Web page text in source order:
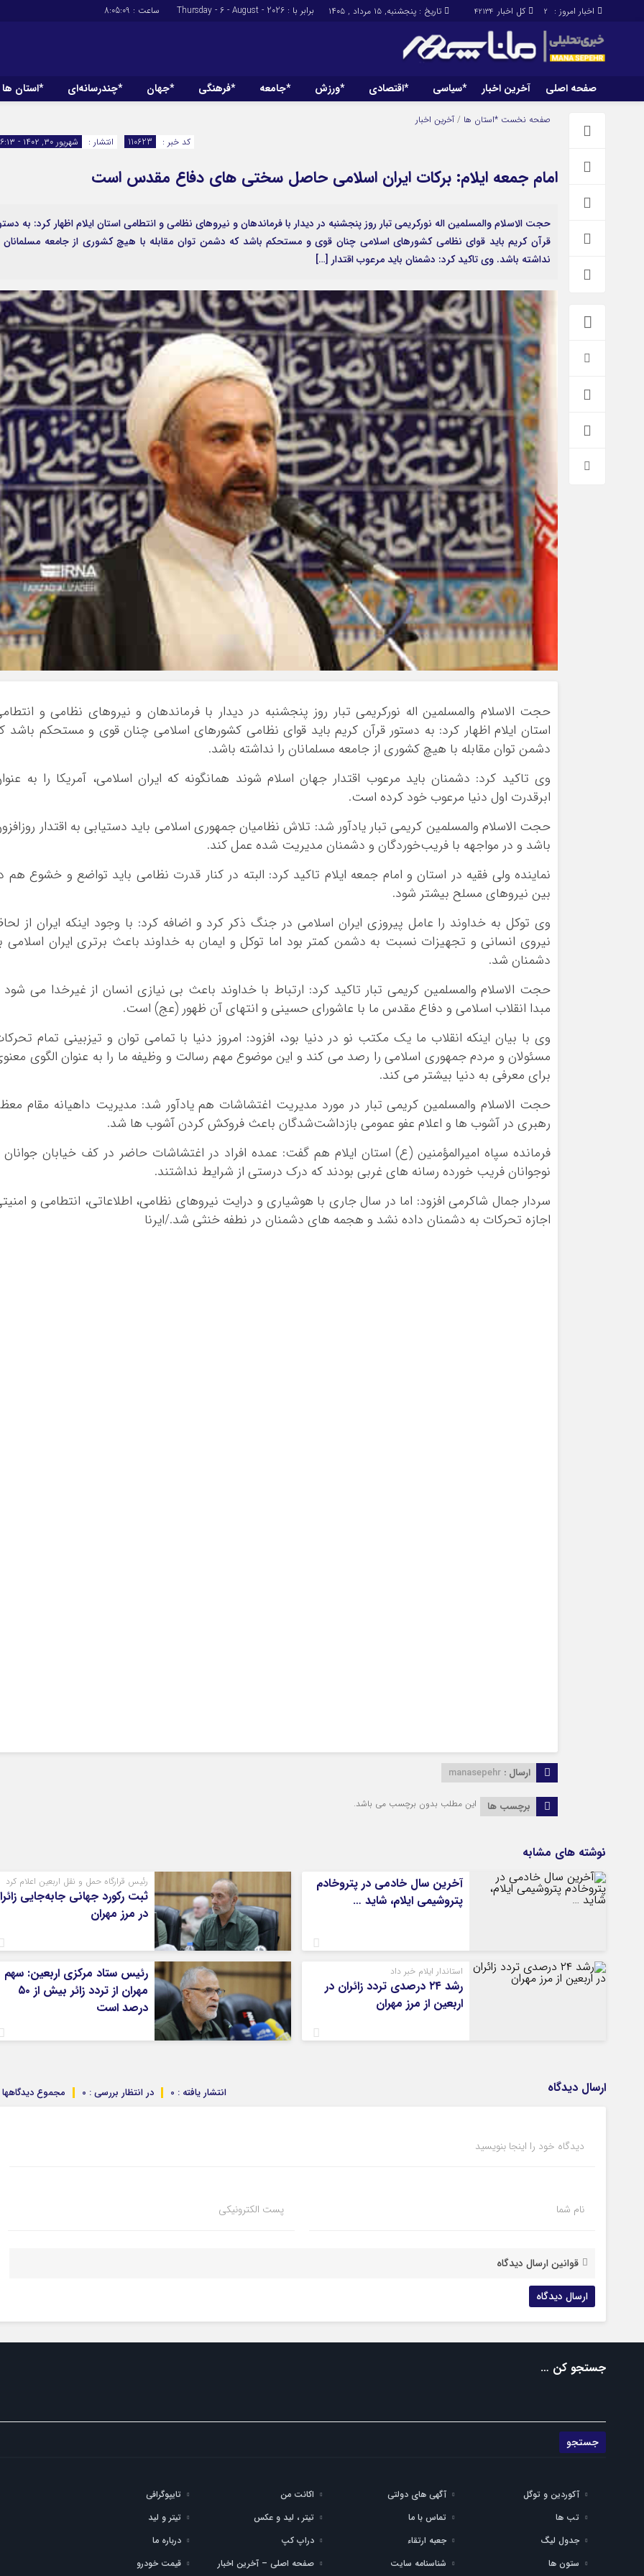
کل اخبار 42134 اخبار امروز : 2 تاریخ : پنجشنبه, ۱۵ مرداد , ۱۴۰۵ برابر با : Thursday - 6 - August - 2026 ساعت : 8:05:10
صفحه اصلی آخرین اخبار *سیاسی *اقتصادی *ورزش *جامعه *فرهنگی *جهان *چندرسانه‌ای *استان ها
صفحه اصلی
رهبر انقلاب
مجلس
احزاب و تشکلها
بانک ها
اخبار بورس
ارتباطات و
تبلیغات
*فرهنگی
ایثار و شهادت
دفاع مقدس
*جهان
بین الملل
آسیای غربی
آمریکا و اروپا
*چندرسانه‌ای
فیلم
گالری
اینفوگرافی
عکس
*استان ها
آذربایجان
آذربایجان
اردبیل
اصفهان
البرز
ایلام
بوشهر
خراسان
خراسان رضوی
خوزستان
سمنان
قزوین
کردستان
کرمان
کهگلویه و
گیلان
لرستان
هرمزگان
یزد
صفحه نخست *استان ها / آخرین اخبار
انتشار :
شهریور ۳۰, ۱۴۰۲ - ۱۶:۱۳ کد خبر : 110623
امام جمعه ایلام: برکات ایران اسلامی حاصل سختی های دفاع مقدس است
حجت الاسلام والمسلمین اله نورکریمی تبار روز پنجشنبه در دیدار با فرماندهان و نیروهای نظامی و انتطامی استان ایلام اظهار کرد: به
قرآن کریم باید قوای نظامی کشورهای اسلامی چنان قوی و مستحکم باشد که دشمن توان مقابله با هیچ کشوری از جامعه مسلمانان
نداشته باشد. وی تاکید کرد: دشمنان باید مرعوب اقتدار […]
حجت الاسلام والمسلمین اله نورکریمی تبار روز پنجشنبه در دیدار با فرماندهان و نیروهای نظامی و
استان ایلام اظهار کرد: به دستور قرآن کریم باید قوای نظامی کشورهای اسلامی چنان قوی و مستحکم باشد
دشمن توان مقابله با هیچ کشوری از جامعه مسلمانان را نداشته باشد.
وی تاکید کرد: دشمنان باید مرعوب اقتدار جهان اسلام شوند همانگونه که ایران اسلامی، آمریکا را به
ابرقدرت اول دنیا مرعوب خود کرده است.
حجت الاسلام والمسلمین کریمی تبار یادآور شد: تلاش نظامیان جمهوری اسلامی باید دستیابی به اقتدار
باشد و در مواجهه با فریب‌خوردگان و دشمنان مدیریت شده عمل کند.
نماینده ولی فقیه در استان و امام جمعه ایلام تاکید کرد: البته در کنار قدرت نظامی باید تواضع و خشوع هم
بین نیروهای مسلح بیشتر شود.
وی توکل به خداوند را عامل پیروزی ایران اسلامی در جنگ ذکر کرد و اضافه کرد: با وجود اینکه ایران از
نیروی انسانی و تجهیزات نسبت به دشمن کمتر بود اما توکل و ایمان به خداوند باعث برتری ایران اسلامی
دشمنان شد.
حجت الاسلام والمسلمین کریمی تبار تاکید کرد: ارتباط با خداوند باعث بی نیازی انسان از غیرخدا می
مبدا انقلاب اسلامی و دفاع مقدس ما با عاشورای حسینی و انتهای آن ظهور (عج) است.
وی با بیان اینکه انقلاب ما یک مکتب نو در دنیا بود، افزود: امروز دنیا با تمامی توان و تیزبینی تمام
مسئولان‌ و مردم جمهوری اسلامی را رصد می کند و این موضوع مهم رسالت و وظیفه ما را به عنوان الگوی
برای معرفی به دنیا بیشتر می کند.
حجت الاسلام والمسلمین کریمی تبار در مورد مدیریت اغتشاشات هم یادآور شد: مدیریت داهیانه مقام
رهبری در آشوب ها و اعلام عفو عمومی بازداشت‌شدگان باعث فروکش کردن آشوب ها شد.
فرمانده سپاه امیرالمؤمنین (ع) استان ایلام هم گفت: عمده افراد در اغتشاشات حاضر در کف خیابان
نوجوانان فریب خورده رسانه های غربی بودند که درک درستی از شرایط نداشتند.
سردار جمال شاکرمی افزود: اما در سال جاری با هوشیاری و درایت نیروهای نظامی، اطلاعاتی، انتطامی و
اجازه تحرکات به دشمنان داده نشد و هجمه های دشمنان در نطفه خنثی شد./ایرنا
ارسال : manasepehr
برچسب ها این مطلب بدون برچسب می باشد.
نوشته های مشابه
آخرین سال خادمی در پتروخادم
پتروشیمی ایلام، شاید …
رئیس قرارگاه حمل و نقل اربعین اعلام کرد
ثبت رکورد جهانی جابه‌جایی
در مرز مهران
استاندار ایلام خبر داد
رشد ۲۴ درصدی تردد زائران در
اربعین از مرز مهران
رئیس ستاد مرکزی اربعین: سهم
مهران از تردد زائر بیش از ۵۰
درصد است
ارسال دیدگاه مجموع دیدگاهها در انتظار بررسی : 0 انتشار یافته : 0
دیدگاه خود را اینجا بنویسید
نام شما پست الکترونیکی
قوانین ارسال دیدگاه
جستجو کن …
آکوردین و توگل آگهی های دولتی اکانت من
تایپوگرافی
تب ها
تماس با ما تیتر ، لید و عکس
تیتر و لید
جدول لیگ
جعبه ارتقاء دراپ کپ
درباره ما
ستون ها
شناسنامه سایت صفحه اصلی – آخرین اخبار قیمت خودرو